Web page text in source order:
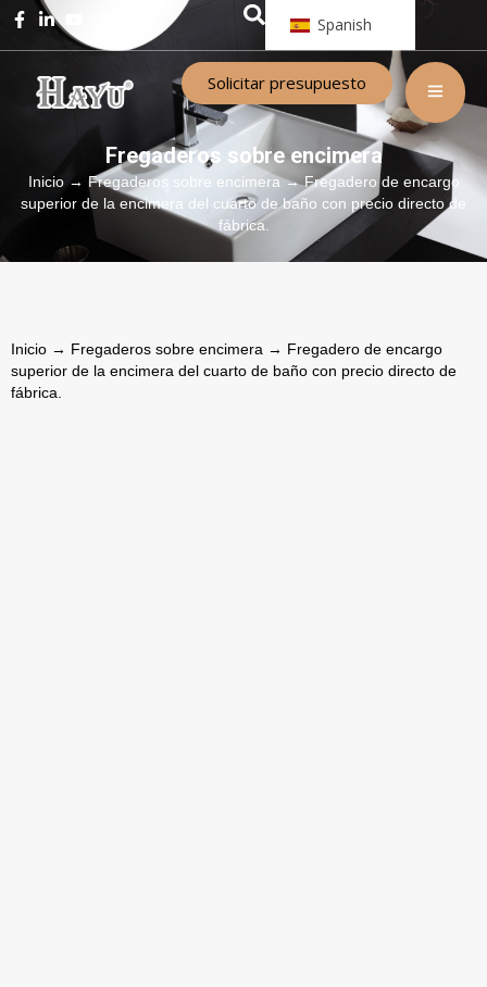
Spanish
Solicitar presupuesto
Fregaderos sobre encimera
Inicio→ Fregaderos sobre encimera→ Fregadero de encargo
superior de la encimera del cuarto de baño con precio directo de
fábrica.
Inicio → Fregaderos sobre encimera → Fregadero de encargo
superior de la encimera del cuarto de baño con precio directo de
fábrica.